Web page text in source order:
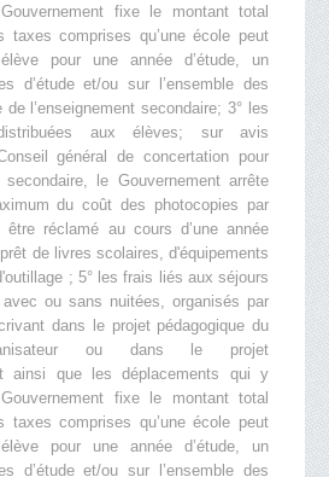
fixe le montant total
taxes comprises qu’une école peut
pour une année d’étude, un
d’étude et/ou sur l’ensemble des
de l’enseignement secondaire; 3° les
aux élèves; sur avis
général de concertation pour
secondaire, le Gouvernement arrête
du coût des photocopies par
réclamé au cours d’une année
de livres scolaires, d'équipements
; 5° les frais liés aux séjours
avec ou sans nuitées, organisés par
dans le projet pédagogique du
ou dans le projet
ainsi que les déplacements qui y
fixe le montant total
taxes comprises qu’une école peut
pour une année d’étude, un
d’étude et/ou sur l’ensemble des